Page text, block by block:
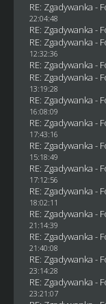
RE: Zgadywanka -
22:04:48
RE: Zgadywanka -
RE: Zgadywanka -
12:32:36
RE: Zgadywanka -
RE: Zgadywanka -
13:19:28
RE: Zgadywanka -
16:08:09
RE: Zgadywanka -
17:43:16
RE: Zgadywanka -
15:18:49
RE: Zgadywanka -
17:12:56
RE: Zgadywanka -
18:02:11
RE: Zgadywanka -
21:14:39
RE: Zgadywanka -
21:40:08
RE: Zgadywanka -
23:14:28
RE: Zgadywanka -
23:21:07